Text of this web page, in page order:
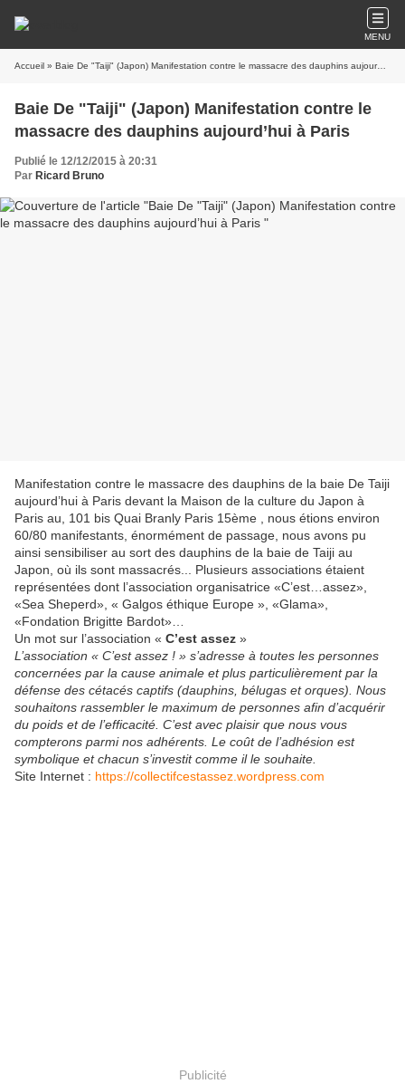
MENU
Accueil » Baie De "Taiji" (Japon) Manifestation contre le massacre des dauphins aujourd’hui à Paris
Baie De "Taiji" (Japon) Manifestation contre le
massacre des dauphins aujourd’hui à Paris
Publié le 12/12/2015 à 20:31
Par Ricard Bruno
Manifestation contre le massacre des dauphins de la baie De Taiji
aujourd’hui à Paris devant la Maison de la culture du Japon à
Paris au, 101 bis Quai Branly Paris 15ème , nous étions environ
60/80 manifestants, énormément de passage, nous avons pu
ainsi sensibiliser au sort des dauphins de la baie de Taiji au
Japon, où ils sont massacrés... Plusieurs associations étaient
représentées dont l’association organisatrice «C’est…assez»,
«Sea Sheperd», « Galgos éthique Europe », «Glama»,
«Fondation Brigitte Bardot»…
Un mot sur l’association « C’est assez »
L’association « C’est assez ! » s’adresse à toutes les personnes
concernées par la cause animale et plus particulièrement par la
défense des cétacés captifs (dauphins, bélugas et orques). Nous
souhaitons rassembler le maximum de personnes afin d’acquérir
du poids et de l’efficacité. C’est avec plaisir que nous vous
compterons parmi nos adhérents. Le coût de l’adhésion est
symbolique et chacun s’investit comme il le souhaite.
Site Internet : https://collectifcestassez.wordpress.com
Publicité